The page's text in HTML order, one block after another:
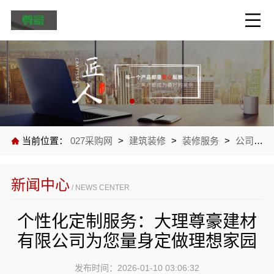
当前位置： 027采购网 > 建筑装修 > 装修服务 > 公司新闻
新闻中心 / NEWS CENTER
个性化定制服务：大理尊豪建材
有限公司为您量身定做理想家园
发布时间：2026-01-10 03:06:32